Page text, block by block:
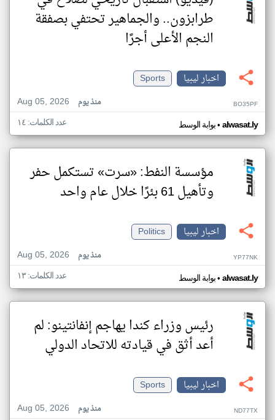
طرابزون.. والجماهير تحتفي بصفقة
النجم الأعلى أجرًا
اخبار ليبيا
Sports
Aug 05, 2026
منذ يوم BO35PF
بوابة الوسط• alwasat.ly عدد الكلمات: ١٤
مؤسسة النفط: «سرت» تستكمل حفر
وتأهيل 61 بئرًا خلال عام واحد
اخبار ليبيا
Politics
Aug 05, 2026
منذ يوم YP77NK
بوابة الوسط• alwasat.ly عدد الكلمات: ١٣
رئيس وزراء كندا يهاجم إنفانتينو: لم
أعد أثق في قيادته للاتحاد الدولي
اخبار ليبيا
Sports
Aug 05, 2026
منذ يوم ND77TX